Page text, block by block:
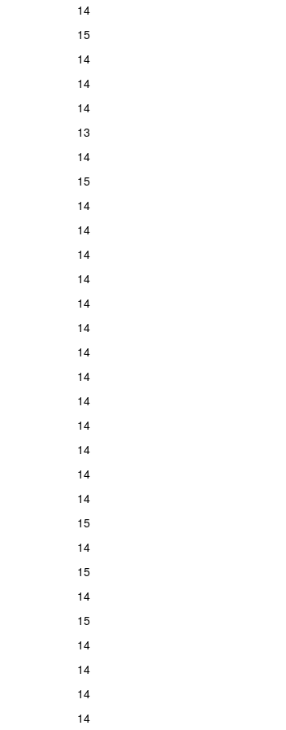
14
15
14
14
14
13
14
15
14
14
14
14
14
14
14
14
14
14
14
14
14
15
14
15
14
15
14
14
14
14